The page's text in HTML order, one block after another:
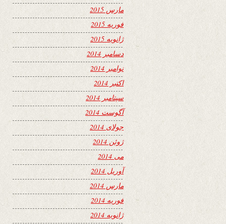
مارس 2015
فوریه 2015
ژانویه 2015
دسامبر 2014
نوامبر 2014
اکتبر 2014
سپتامبر 2014
آگوست 2014
جولای 2014
ژوئن 2014
می 2014
آوریل 2014
مارس 2014
فوریه 2014
ژانویه 2014